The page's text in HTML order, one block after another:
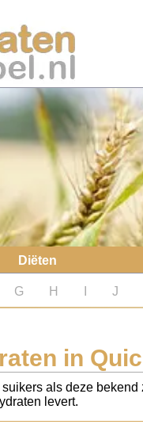
Diëten
G H J
in
als deze
levert.